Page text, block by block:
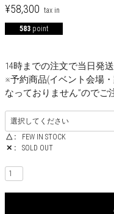
¥58,300
583 point
14時までの注文で当日発送
※予約商品(イベント会場
なっておりません”のでご
△
FEW IN STOCK
✕
SOLD OUT